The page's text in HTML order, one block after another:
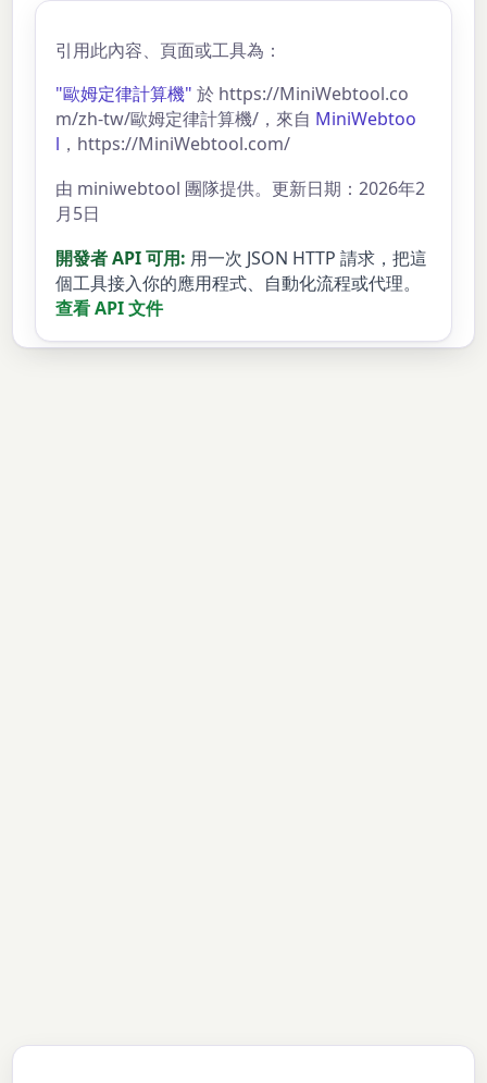
引用此內容、頁面或工具為：
"歐姆定律計算機" 於 https://MiniWebtool.co
m/zh-tw/歐姆定律計算機/，來自 MiniWebtoo
l ，https://MiniWebtool.com/
由 miniwebtool 團隊提供。更新日期：2026年2
月5日
開發者 API 可用: 用一次 JSON HTTP 請求，把這
個工具接入你的應用程式、自動化流程或代理。
查看 API 文件